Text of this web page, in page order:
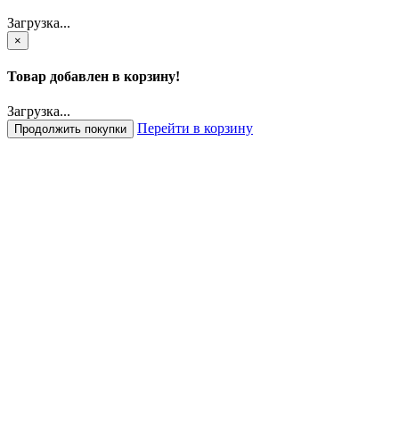
Загрузка...
×
Товар добавлен в корзину!
Загрузка...
Продолжить покупки Перейти в корзину